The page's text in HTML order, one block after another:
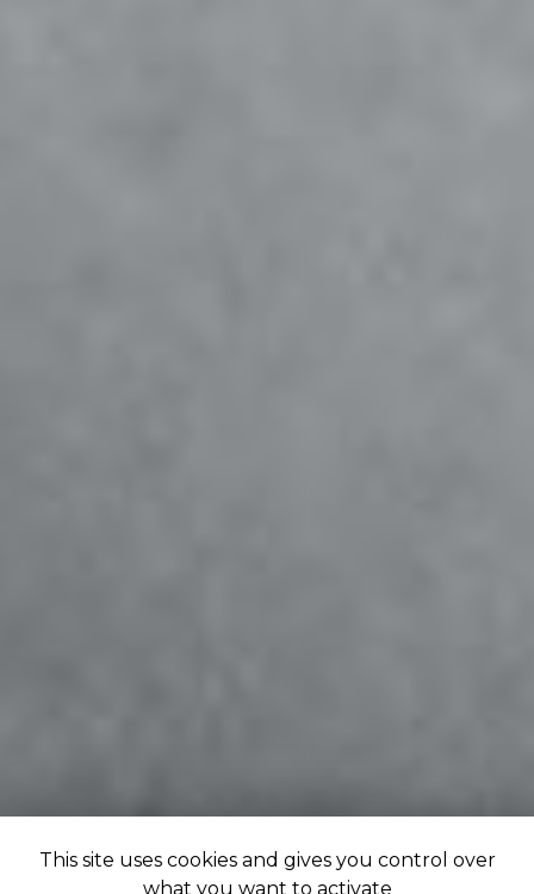
This site uses cookies and gives you control over
what you want to activate